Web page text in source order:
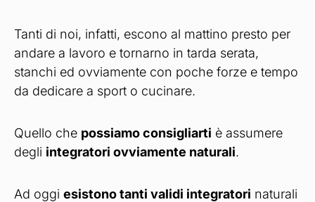
Tanti di noi, infatti, escono al mattino presto per
andare a lavoro e tornarno in tarda serata,
stanchi ed ovviamente con poche forze e tempo
da dedicare a sport o cucinare.
Quello che possiamo consigliarti è assumere
degli integratori ovviamente naturali.
Ad oggi esistono tanti validi integratori naturali